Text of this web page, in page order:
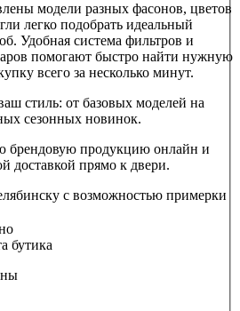
модели разных фасонов, цветов
легко подобрать идеальный
Удобная система фильтров и
помогают быстро найти нужную
всего за несколько минут.
стиль: от базовых моделей на
сезонных новинок.
брендовую продукцию онлайн и
доставкой прямо к двери.
с возможностью примерки
бутика